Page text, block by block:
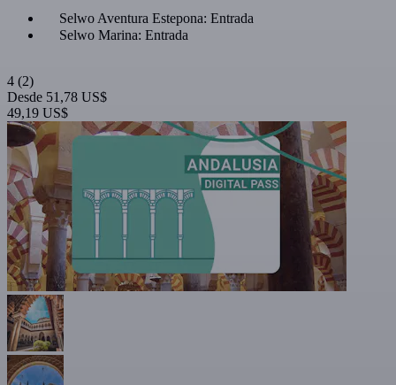
Selwo Aventura Estepona: Entrada
Selwo Marina: Entrada
4 (2)
Desde 51,78 US$
49,19 US$